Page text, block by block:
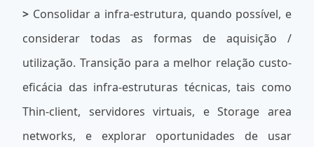
> Consolidar a infra-estrutura, quando possível, e
considerar todas as formas de aquisição /
utilização. Transição para a melhor relação custo-
eficácia das infra-estruturas técnicas, tais como
Thin-client, servidores virtuais, e Storage area
networks, e explorar oportunidades de usar